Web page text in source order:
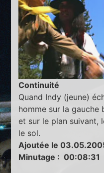
Continuité
Quand Indy (jeune)
homme sur la gauche
et sur le plan suivant,
le sol.
Ajoutée le
Minutage : 00:08:31